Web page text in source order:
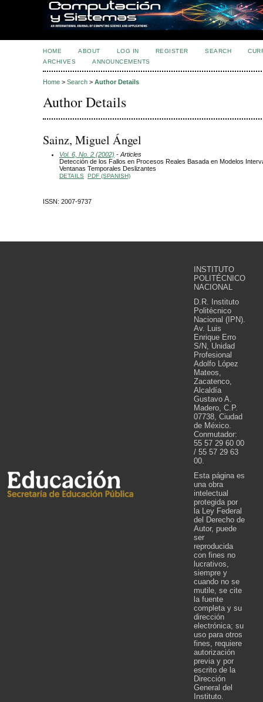
HOME ABOUT LOG IN REGISTER SEARCH
ARCHIVES
ANNOUNCEMENTS
Home > Search > Author Details
Author Details
Sainz, Miguel Ángel
Vol. 6, No. 2 (2002) - Articles
Detección de los Fallos en Procesos Reales Basada en Modelos
Ventanas Temporales Deslizantes
DETAILS PDF (SPANISH)
ISSN: 2007-9737
INSTITUTO
POLITÉCNICO
NACIONAL
D.R. Instituto
Politécnico
Nacional (IPN).
Av. Luis
Enrique Erro
S/N, Unidad
Profesional
Adolfo López
Mateos,
Zacatenco,
Alcaldía
Gustavo A.
Madero, C.P.
07738, Ciudad
de México.
Conmutador:
55 57 29 60 00
/ 55 57 29 63
00.
Esta página es
una obra
intelectual
protegida por
la Ley Federal
del Derecho de
Autor, puede
ser
reproducida
con fines no
lucrativos,
siempre y
cuando no se
mutile, se cite
la fuente
completa y su
dirección
electrónica; su
uso para otros
fines, requiere
autorización
previa y por
escrito de la
Dirección
General del
Instituto.